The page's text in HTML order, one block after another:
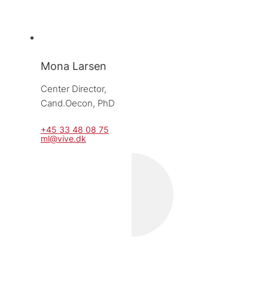
Mona Larsen
Center Director,
Cand.Oecon, PhD
+45 33 48 08 75
ml@vive.dk